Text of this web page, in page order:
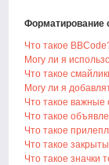
Форматирование
Что такое
Могу ли я
Что такое
Могу ли я
Что такое важные
Что такое
Что такое
Что такое
Что такое значки